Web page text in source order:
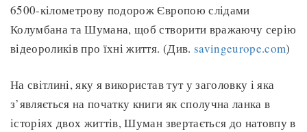
6500-кілометрову подорож Європою слідами
Колумбана та Шумана, щоб створити вражаючу серію
відеороликів про їхні життя. (Див. savingeurope.com)
На світлині, яку я використав тут у заголовку і яка
з’являється на початку книги як сполучна ланка в
історіях двох життів, Шуман звертається до натовпу в